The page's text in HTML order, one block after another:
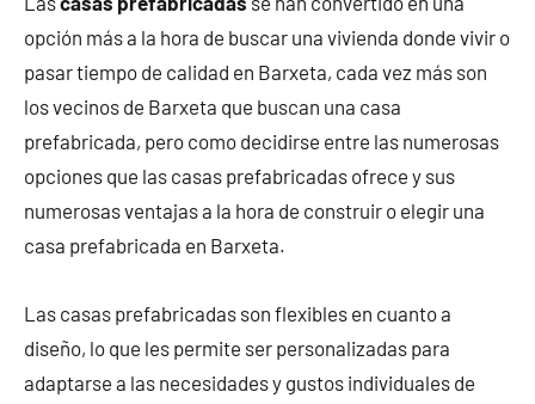
opción más a la hora de buscar una vivienda donde vivir o
pasar tiempo de calidad en Barxeta, cada vez más son
los vecinos de Barxeta que buscan una casa
prefabricada, pero como decidirse entre las numerosas
opciones que las casas prefabricadas ofrece y sus
numerosas ventajas a la hora de construir o elegir una
casa prefabricada en Barxeta.
Las casas prefabricadas son flexibles en cuanto a
diseño, lo que les permite ser personalizadas para
adaptarse a las necesidades y gustos individuales de